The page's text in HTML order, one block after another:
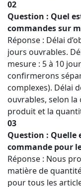
02
Question : Quel
commandes sur
Réponse : Délai
jours ouvrables.
mesure : 5 à 10
confirmerons
complexes). Délai
ouvrables, selon
produit et la
03
Question :
commande pour
Réponse : Nous
matière de
pour tous les